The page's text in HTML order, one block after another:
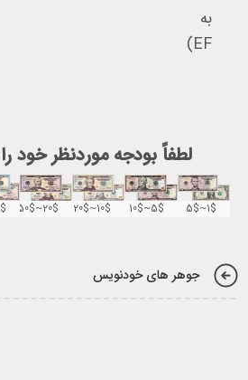
به
EF)
لطفاً بودجه موردنظر
1$~5$
5$~10$
10$~20$
20$~50$
جوهر های خودنویس